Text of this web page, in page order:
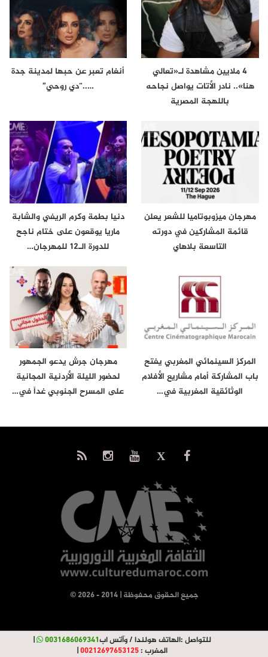
4 ملايين مشاهدة لـ«تعالي
هنا».. نادر الأتات يواصل نجاحه
باللهجة المصرية
أنغام تعبر عن حبها لمدينة جدة
…..“دي روحي”
مهرجان ميزوبوتاميا للشعر يعلن
قائمة المشاركين في دورته
التاسعة بلاهاي
دنيا بطمة وكرم الريفي والشابة
ماريا يوقعون على ختام ناجح
للدورة الـ12 للمهرجان…
المركز السينمائي المغربي يفتح
باب المشاركة أمام مشاريع الأفلام
الوثائقية المغربية في…
مهرجان جرش يدعو الجمهور
لحضور الليلة الأردنية المجانية
على المسرح الجنوبي غداً في…
© جميع الحقوق محفوظة | 2014 - 2026
للتواصل :الهاتف هولندا / وآتس اب0031686069341
|
المغرب :00212697653125
|